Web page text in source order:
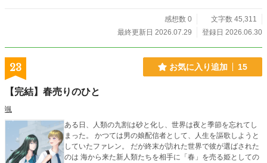
感想数 0
文字数 45,311
最終更新日 2026.07.29
登録日 2026.06.30
23 お気に入り追加 15
【完結】春売りのひと
颯
ある日、人類の九割は砂と化し、世界は夜と季節を忘れてし
まった。 かつては男の娘配信者として、人生を謳歌しようと
していたファレン。 だが終末が訪れた世界で彼が選ばされた
のは 海から来た新人類たちを相手に「春」を売る姫としての